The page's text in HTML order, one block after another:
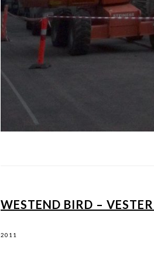
WESTEND BIRD –
2011